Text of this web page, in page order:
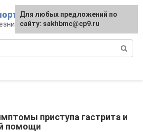
и их лечение
приступа гастрита и
помощи
Для любых предложений по
сайту: sakhbmc@cp9.ru